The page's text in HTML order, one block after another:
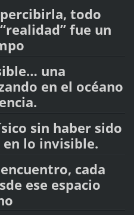
todo
fue un
una
en el océano
sin haber sido
lo invisible.
cada
ese espacio